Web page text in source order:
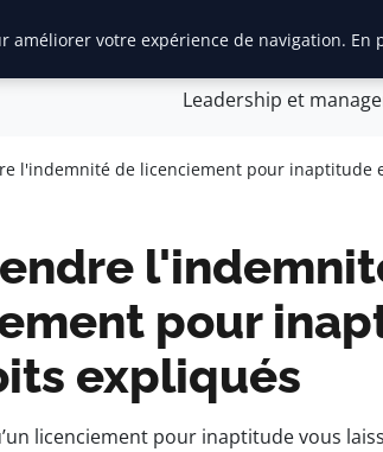
Accueil Création
Leadership et
l'indemnité de licenciement pour inaptitude
pour
expliqués
licenciement pour inaptitude vous
améliorer votre expérience de navigation.